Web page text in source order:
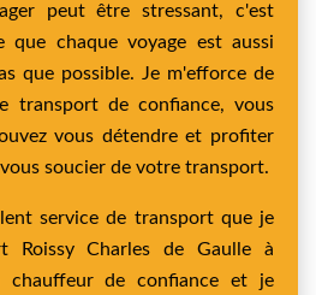
peut être stressant, c'est
que chaque voyage est aussi
que possible. Je m'efforce de
transport de confiance, vous
vous détendre et profiter
soucier de votre transport.
service de transport que je
Roissy Charles de Gaulle à
chauffeur de confiance et je